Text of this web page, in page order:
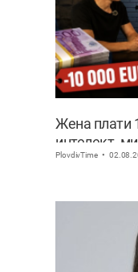
Жена плати
интелект,
ВИДЕО
PlovdivTime